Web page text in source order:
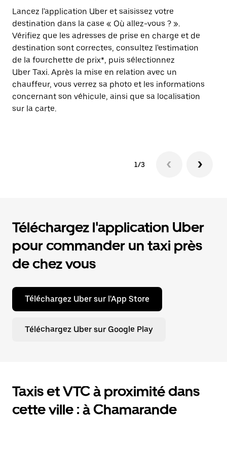
Lancez l'application Uber et saisissez votre
destination dans la case « Où allez-vous ? ».
Vérifiez que les adresses de prise en charge et de
destination sont correctes, consultez l'estimation
de la fourchette de prix*, puis sélectionnez
Uber Taxi. Après la mise en relation avec un
chauffeur, vous verrez sa photo et les informations
concernant son véhicule, ainsi que sa localisation
sur la carte.
1/3
Téléchargez l'application Uber
pour commander un taxi près
de chez vous
Téléchargez Uber sur l'App Store
Téléchargez Uber sur Google Play
Taxis et VTC à proximité dans
cette ville : à Chamarande